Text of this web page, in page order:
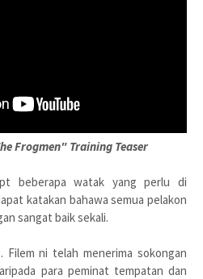
Frogmen" Training Teaser
beberapa watak yang perlu di
katakan bahawa semua pelakon
sangat baik sekali.
Filem ni telah menerima sokongan
para peminat tempatan dan